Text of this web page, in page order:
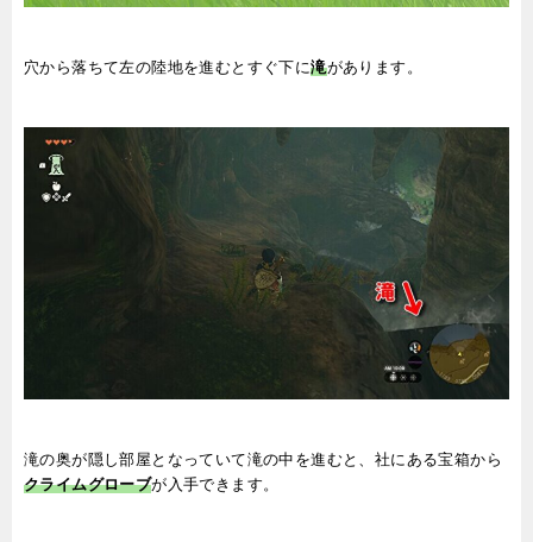
穴から落ちて左の陸地を進むとすぐ下に滝があります。
滝の奥が隠し部屋となっていて滝の中を進むと、社にある宝箱から
クライムグローブが入手できます。